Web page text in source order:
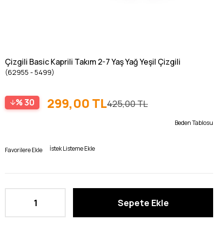
Çizgili Basic Kaprili Takım 2-7 Yaş Yağ Yeşil Çizgili
(62955 - 5499)
30 425,00 TL
299,00 TL
Beden Tablosu
Favorilere Ekle İstek Listeme Ekle